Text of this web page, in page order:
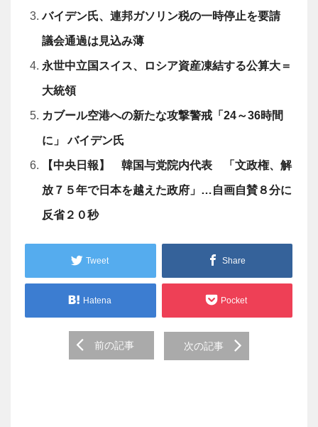
バイデン氏、連邦ガソリン税の一時停止を要請
議会通過は見込み薄
永世中立国スイス、ロシア資産凍結する公算大＝
大統領
カブール空港への新たな攻撃警戒「24～36時間
に」 バイデン氏
【中央日報】 韓国与党院内代表 「文政権、解
放７５年で日本を越えた政府」…自画自賛８分に
反省２０秒
Tweet Share
Hatena Pocket
navigation
前の記事 次の記事